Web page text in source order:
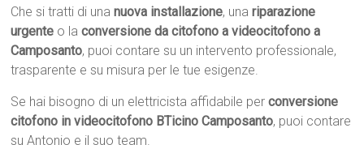
Che si tratti di unanuova installazione, unariparazione
urgente o laconversione da citofono a videocitofono a
Camposanto, puoi contare su un intervento professionale,
trasparente e su misura per le tue esigenze.
Se hai bisogno di un elettricista affidabile perconversione
citofono in videocitofono BTicino Camposanto, puoi contare
su Antonio e il suo team.